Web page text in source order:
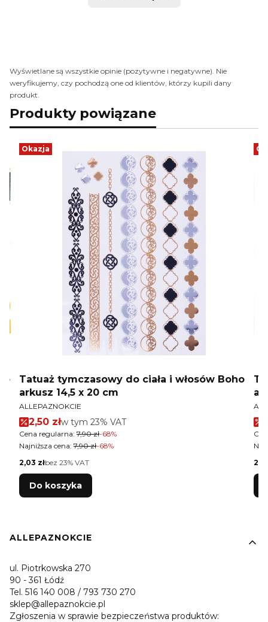
Wyświetlane są wszystkie opinie (pozytywne i negatywne). Nie
weryfikujemy, czy pochodzą one od klientów, którzy kupili dany
produkt.
Produkty powiązane
Okazja
Tatuaż tymczasowy do ciała i włosów Boho
arkusz 14,5 x 20 cm
PRODUCENT
ALLEPAZNOKCIE
Cena promocyjna brutto
2,50 złw tym %s VAT
w tym 23% VAT
Cena regularna: 7,90 zł-68%
Najniższa cena: 7,90 zł-68%
Cena netto
2,03 złbez 23% VAT
Do koszyka
Linki w stopce
ALLEPAZNOKCIE
ul. Piotrkowska 270
90 - 361 Łódź
Tel. 516 140 008 / 793 730 270
sklep@allepaznokcie.pl
Zgłoszenia w sprawie bezpieczeństwa produktów: